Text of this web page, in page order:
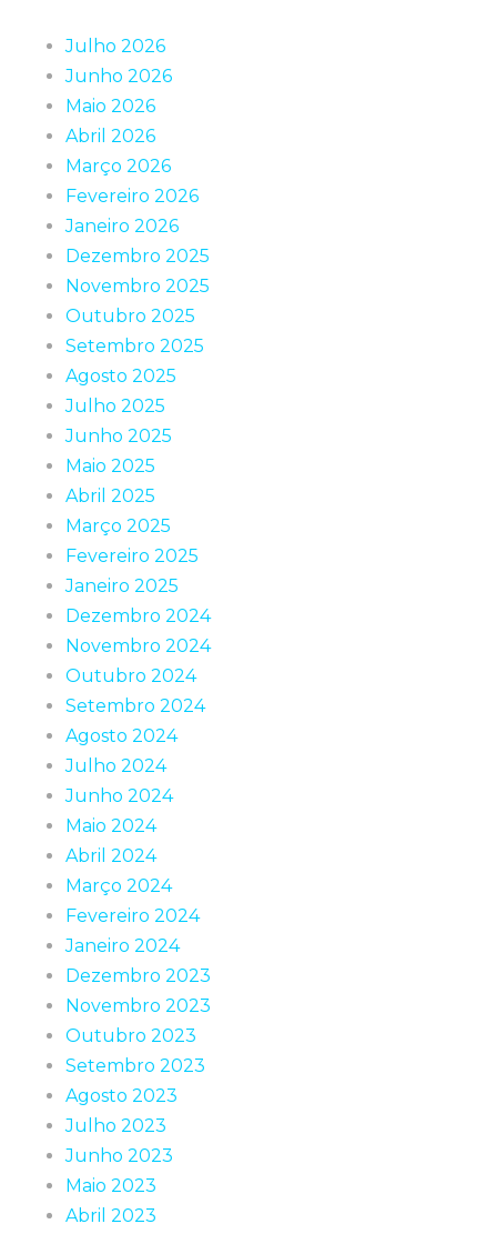
Julho 2026
Junho 2026
Maio 2026
Abril 2026
Março 2026
Fevereiro 2026
Janeiro 2026
Dezembro 2025
Novembro 2025
Outubro 2025
Setembro 2025
Agosto 2025
Julho 2025
Junho 2025
Maio 2025
Abril 2025
Março 2025
Fevereiro 2025
Janeiro 2025
Dezembro 2024
Novembro 2024
Outubro 2024
Setembro 2024
Agosto 2024
Julho 2024
Junho 2024
Maio 2024
Abril 2024
Março 2024
Fevereiro 2024
Janeiro 2024
Dezembro 2023
Novembro 2023
Outubro 2023
Setembro 2023
Agosto 2023
Julho 2023
Junho 2023
Maio 2023
Abril 2023